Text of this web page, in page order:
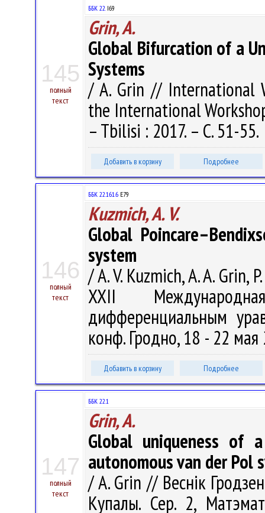
145
полный
текст
ББК 22.I69
Grin, A.
Global Bifurcation of a
Systems
/ A. Grin // International
the International
– Tbilisi : 2017. – С. 51-55.
Добавить в корзину Подробнее
146
полный
текст
ББК 22.161.6 Е79
Kuzmich, A. V.
Global
system
/ A. V. Kuzmich, A. A. Grin,
XXII
дифференциальным
конф. Гродно, 18 - 22
Добавить в корзину Подробнее
147
полный
текст
ББК 22.1
Grin, A.
Global uniqueness of
autonomous van der Pol
/ A. Grin // Веснік
Купалы. Сер. 2,